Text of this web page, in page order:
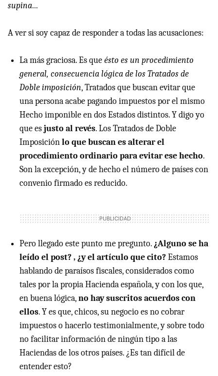
supina...
A ver si soy capaz de responder a todas las acusaciones:
La más graciosa. Es queésto es un procedimiento
general, consecuencia lógica de los Tratados de
Doble imposición, Tratados que buscan evitar que
una persona acabe pagando impuestos por el mismo
Hecho imponible en dos Estados distintos. Y digo yo
que esjusto al revés. Los Tratados de Doble
Imposiciónlo que buscan es alterar el
procedimiento ordinario para evitar ese hecho.
Son la excepción, y de hecho el número de países con
convenio firmado es reducido.
Pero llegado este punto me pregunto. ¿Alguno se ha
leído el post? , ¿y el artículo que cito?Estamos
hablando de paraísos fiscales, considerados como
tales por la propia Hacienda española, y con los que,
en buena lógica,no hay suscritos acuerdos con
ellos. Y es que, chicos, su negocio es no cobrar
impuestos o hacerlo testimonialmente, y sobre todo
no facilitar información de ningún tipo a las
Haciendas de los otros países. ¿Es tan difícil de
entender esto?